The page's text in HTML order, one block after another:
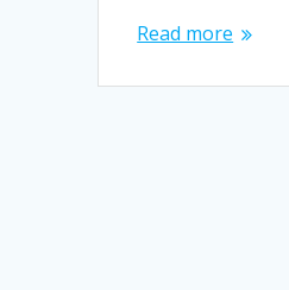
Read more